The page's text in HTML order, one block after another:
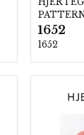
1652
1652